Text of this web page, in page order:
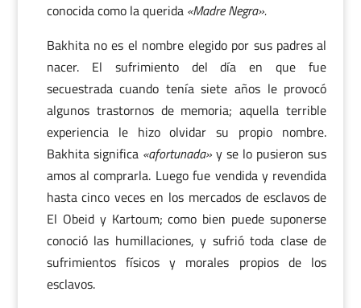
conocida como la querida «Madre Negra».
Bakhita no es el nombre elegido por sus padres al
nacer. El sufrimiento del día en que fue
secuestrada cuando tenía siete años le provocó
algunos trastornos de memoria; aquella terrible
experiencia le hizo olvidar su propio nombre.
Bakhita significa «afortunada»y se lo pusieron sus
amos al comprarla. Luego fue vendida y revendida
hasta cinco veces en los mercados de esclavos de
El Obeid y Kartoum; como bien puede suponerse
conoció las humillaciones, y sufrió toda clase de
sufrimientos físicos y morales propios de los
esclavos.